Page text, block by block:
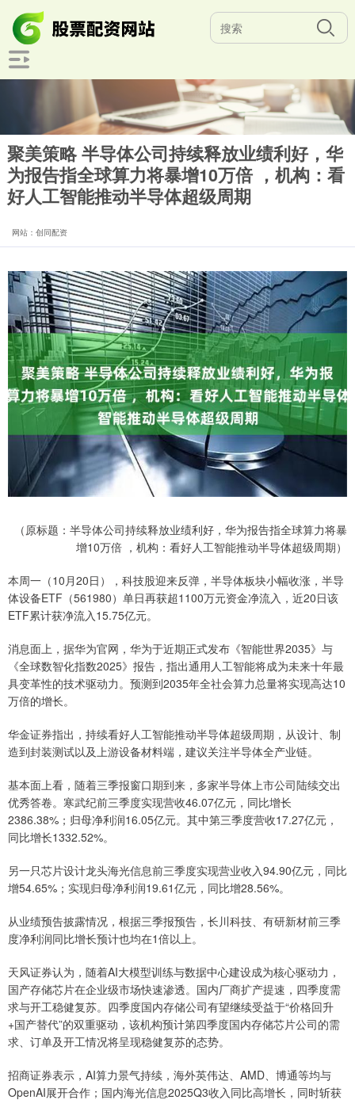
聚美策略 半导体公司持续释放业绩利好，华
为报告指全球算力将暴增10万倍 ，机构：看
好人工智能推动半导体超级周期
网站：创同配资
（原标题：半导体公司持续释放业绩利好，华为报告指全球算力将暴
增10万倍 ，机构：看好人工智能推动半导体超级周期）
本周一（10月20日），科技股迎来反弹，半导体板块小幅收涨，半导
体设备ETF（561980）单日再获超1100万元资金净流入，近20日该
ETF累计获净流入15.75亿元。
消息面上，据华为官网，华为于近期正式发布《智能世界2035》与
《全球数智化指数2025》报告，指出通用人工智能将成为未来十年最
具变革性的技术驱动力。预测到2035年全社会算力总量将实现高达10
万倍的增长。
华金证券指出，持续看好人工智能推动半导体超级周期，从设计、制
造到封装测试以及上游设备材料端，建议关注半导体全产业链。
基本面上看，随着三季报窗口期到来，多家半导体上市公司陆续交出
优秀答卷。寒武纪前三季度实现营收46.07亿元，同比增长
2386.38%；归母净利润16.05亿元。其中第三季度营收17.27亿元，
同比增长1332.52%。
另一只芯片设计龙头海光信息前三季度实现营业收入94.90亿元，同比
增54.65%；实现归母净利润19.61亿元，同比增28.56%。
从业绩预告披露情况，根据三季报预告，长川科技、有研新材前三季
度净利润同比增长预计也均在1倍以上。
天风证券认为，随着AI大模型训练与数据中心建设成为核心驱动力，
国产存储芯片在企业级市场快速渗透。国内厂商扩产提速，四季度需
求与开工稳健复苏。四季度国内存储公司有望继续受益于“价格回升
+国产替代”的双重驱动，该机构预计第四季度国内存储芯片公司的需
求、订单及开工情况将呈现稳健复苏的态势。
招商证券表示，AI算力景气持续，海外英伟达、AMD、博通等均与
OpenAI展开合作；国内海光信息2025Q3收入同比高增长，同时斩获